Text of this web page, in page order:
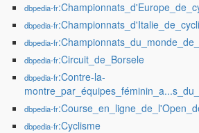
dbpedia-fr
dbpedia-fr
dbpedia-fr
dbpedia-fr:Circuit_de_Borsele
dbpedia-fr:Contre-la-
dbpedia-fr
dbpedia-fr:Cyclisme